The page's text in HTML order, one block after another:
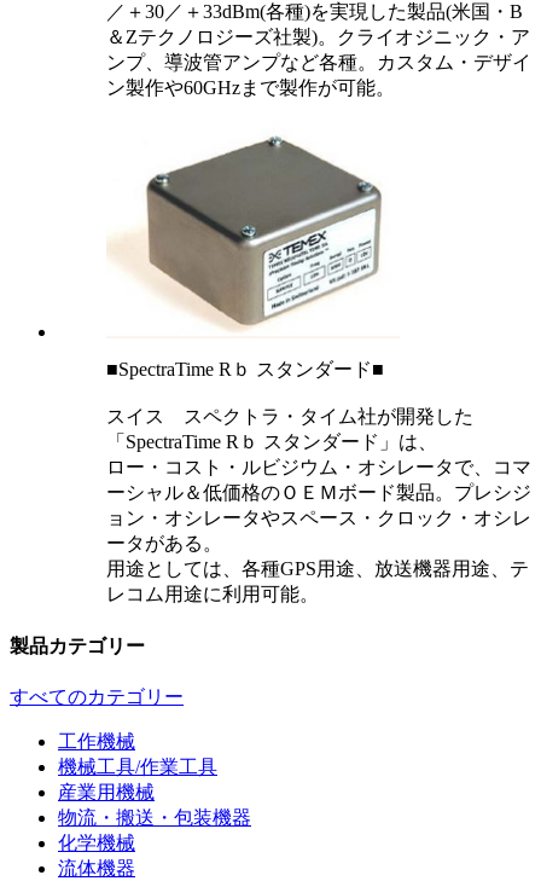
／＋30／＋33dBm(各種)を実現した製品(米国・B
＆Zテクノロジーズ社製)。クライオジニック・ア
ンプ、導波管アンプなど各種。カスタム・デザイ
ン製作や60GHzまで製作が可能。
■SpectraTime Rｂ スタンダード■
スイス スペクトラ・タイム社が開発した
「SpectraTime Rｂ スタンダード」は、
ロー・コスト・ルビジウム・オシレータで、コマ
ーシャル＆低価格のＯＥＭボード製品。プレシジ
ョン・オシレータやスペース・クロック・オシレ
ータがある。
用途としては、各種GPS用途、放送機器用途、テ
レコム用途に利用可能。
製品カテゴリー
すべてのカテゴリー
工作機械
機械工具/作業工具
産業用機械
物流・搬送・包装機器
化学機械
流体機器